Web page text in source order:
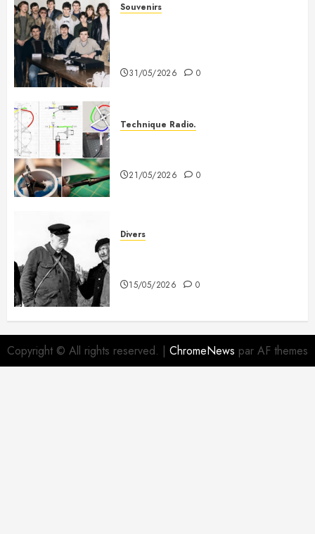
Souvenirs
31/05/2026 0
Technique Radio.
21/05/2026 0
Divers
15/05/2026 0
Copyright © All rights reserved. | ChromeNews par AF themes